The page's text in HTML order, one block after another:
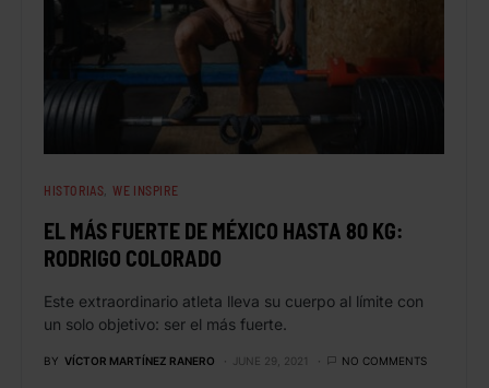
HISTORIAS WE INSPIRE
EL MÁS FUERTE DE MÉXICO HASTA 80 KG:
RODRIGO COLORADO
Este extraordinario atleta lleva su cuerpo al límite con
un solo objetivo: ser el más fuerte.
BY VÍCTOR MARTÍNEZ RANERO JUNE 29, 2021 NO COMMENTS